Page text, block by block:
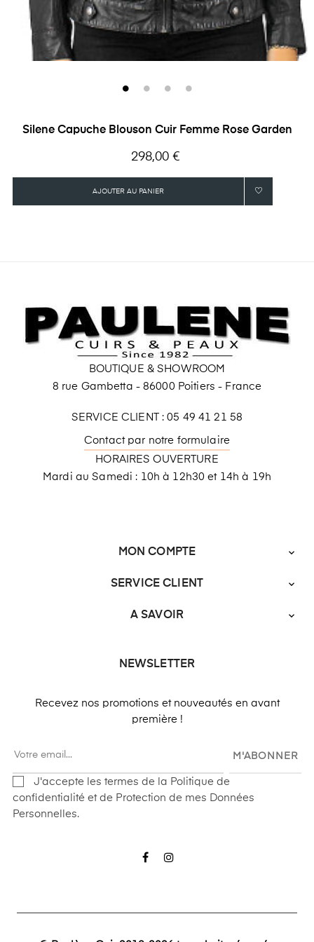
Silene Capuche Blouson Cuir Femme Rose Garden
Prix
298,00 €
AJOUTER AU PANIER
BOUTIQUE & SHOWROOM
8 rue Gambetta - 86000 Poitiers - France
SERVICE CLIENT : 05 49 41 21 58
Contact par notre formulaire
HORAIRES OUVERTURE
Mardi au Samedi : 10h à 12h30 et 14h à 19h
MON COMPTE 
SERVICE CLIENT 
A SAVOIR 
NEWSLETTER
Recevez nos promotions et nouveautés en avant
première !
M'ABONNER
J'accepte les termes de la Politique de
confidentialité et de Protection de mes Données
Personnelles.
Facebook